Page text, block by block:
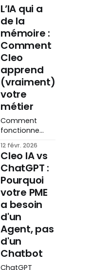
L’IA qui a
de la
mémoire :
Comment
Cleo
apprend
(vraiment)
votre
métier
Comment
fonctionne
réellement le
RAG, cette
technologie
qui permet à
Cleo IA
d'ancrer ses
réponses dans
vos propres
documents ?
Explications
pédagogiques,
comparaison
avec le fine-
tuning, cas
12 févr. 2026
Cleo IA vs
ChatGPT :
Pourquoi
votre PME
a besoin
d'un
Agent, pas
d'un
Chatbot
ChatGPT